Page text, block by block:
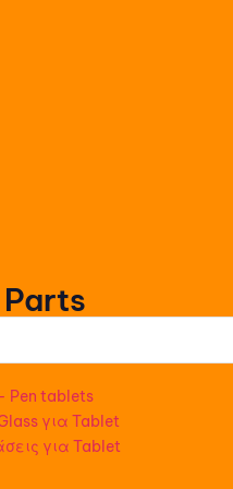
Pen tablets
για Tablet
για Tablet